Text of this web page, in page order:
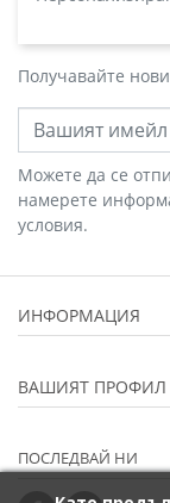
Получавайте
Можете да се
намерете
условия.
ИНФОРМАЦИЯ
ВАШИЯТ ПРОФИЛ
ПОСЛЕДВАЙ НИ